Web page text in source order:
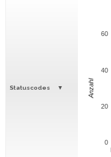
Statuscodes
0
20
40
60
Anzahl